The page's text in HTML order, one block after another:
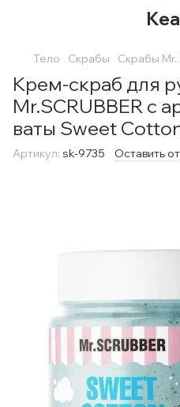
Тело Скрабы Скрабы
Крем-скраб для
Mr.SCRUBBER с
ваты Sweet
Артикул: sk-9735 Оставить